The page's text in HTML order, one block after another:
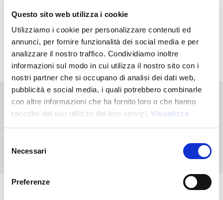
Questo sito web utilizza i cookie
Utilizziamo i cookie per personalizzare contenuti ed
annunci, per fornire funzionalità dei social media e per
analizzare il nostro traffico. Condividiamo inoltre
informazioni sul modo in cui utilizza il nostro sito con i
nostri partner che si occupano di analisi dei dati web,
pubblicità e social media, i quali potrebbero combinarle
con altre informazioni che ha fornito loro o che hanno
raccolto dal suo utilizzo dei loro servizi. Visualizza
delNecessari
Preferenze
Printed
2,680€ 2,632€ 2,585€
Didn't find what you're looking for?
Contact us for assistance or request your customised order